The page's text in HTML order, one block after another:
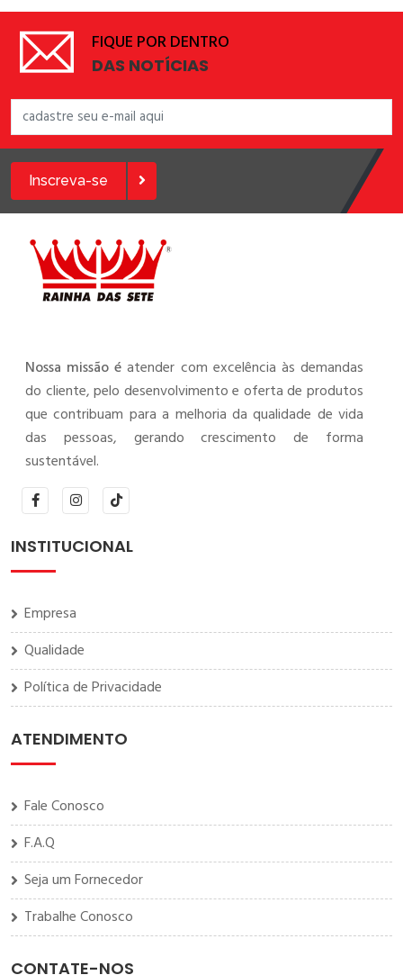
FIQUE POR DENTRO
DAS NOTÍCIAS
Inscreva-se
Nossa missão é atender com excelência às demandas
do cliente, pelo desenvolvimento e oferta de produtos
que contribuam para a melhoria da qualidade de vida
das pessoas, gerando crescimento de forma
sustentável.
INSTITUCIONAL
Empresa
Qualidade
Política de Privacidade
ATENDIMENTO
Fale Conosco
F.A.Q
Seja um Fornecedor
Trabalhe Conosco
CONTATE-NOS